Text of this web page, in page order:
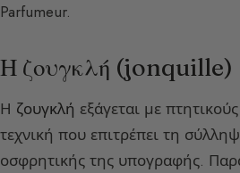
Parfumeur.
Η ζουγκλή (jonquille)
Η ζουγκλή εξάγεται με
τεχνική που επιτρέπει τη
οσφρητικής της υπογραφής.